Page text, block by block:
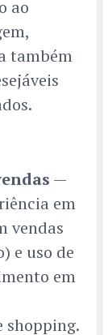
ao
também
—
em
vendas
e uso de
em
shopping.